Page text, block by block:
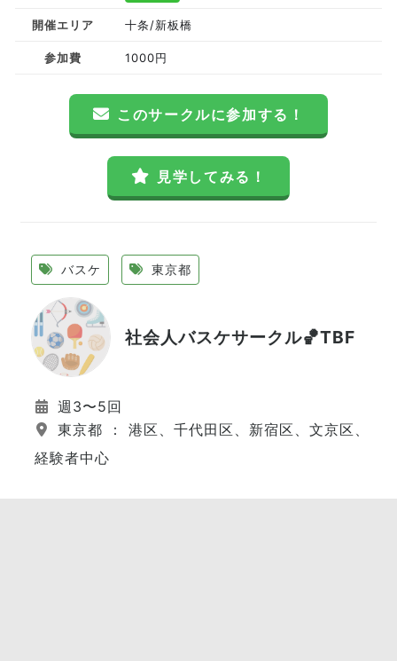
開催エリア 十条/新板橋
参加費 1000円
このサークルに参加する！
見学してみる！
バスケ 東京都
社会人バスケサークル🏀TBF
週3〜5回
東京都 ： 港区、千代田区、新宿区、文京区、江
経験者中心